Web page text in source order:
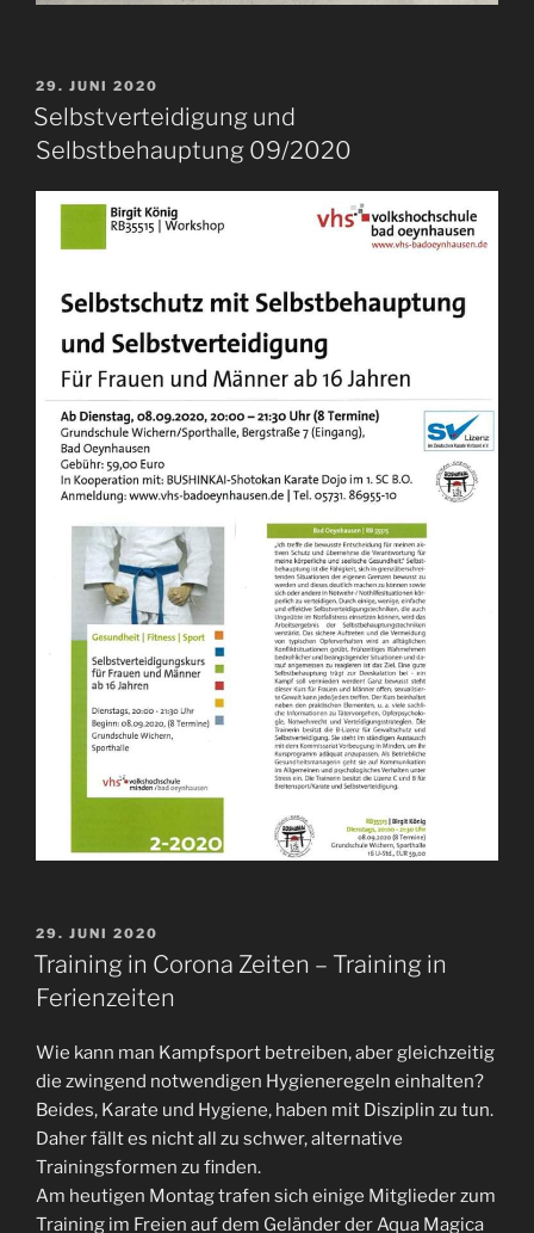
VERÖFFENTLICHT
AM
29. JUNI 2020
Selbstverteidigung und
Selbstbehauptung 09/2020
VERÖFFENTLICHT
AM
29. JUNI 2020
Training in Corona Zeiten – Training in
Ferienzeiten
Wie kann man Kampfsport betreiben, aber gleichzeitig
die zwingend notwendigen Hygieneregeln einhalten?
Beides, Karate und Hygiene, haben mit Disziplin zu tun.
Daher fällt es nicht all zu schwer, alternative
Trainingsformen zu finden.
Am heutigen Montag trafen sich einige Mitglieder zum
Training im Freien auf dem Geländer der Aqua Magica